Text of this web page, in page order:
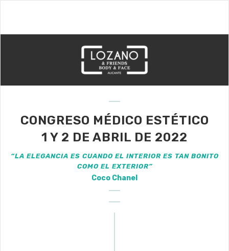
CONGRESO MÉDICO ESTÉTICO
1 Y 2 DE ABRIL DE 2022
“LA ELEGANCIA ES CUANDO EL INTERIOR ES TAN BONITO
COMO EL EXTERIOR”
Coco Chanel